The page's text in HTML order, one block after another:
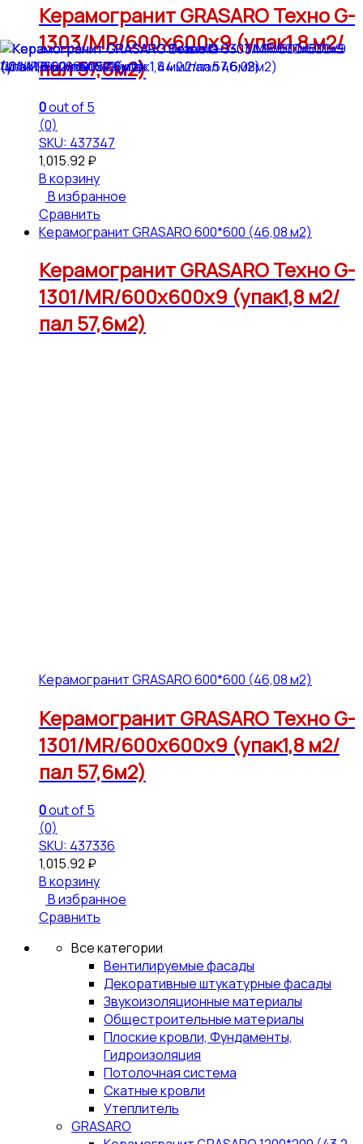
Керамогранит GRASARO Техно G-
1303/MR/600x600x9 (упак1,8 м2/
пал 57,6м2)
0out of 5
(0)
SKU: 437347
1,015.92 ₽
В корзину
В избранное
Сравнить
Керамогранит GRASARO 600*600 (46,08 м2)
Керамогранит GRASARO Техно G-
1301/MR/600x600x9 (упак1,8 м2/
пал 57,6м2)
Керамогранит GRASARO 600*600 (46,08 м2)
Керамогранит GRASARO Техно G-
1301/MR/600x600x9 (упак1,8 м2/
пал 57,6м2)
0out of 5
(0)
SKU: 437336
1,015.92 ₽
В корзину
В избранное
Сравнить
Все категории
Вентилируемые фасады
Декоративные штукатурные фасады
Звукоизоляционные материалы
Общестроительные материалы
Плоские кровли, Фундаменты,
Гидроизоляция
Потолочная система
Скатные кровли
Утеплитель
GRASARO